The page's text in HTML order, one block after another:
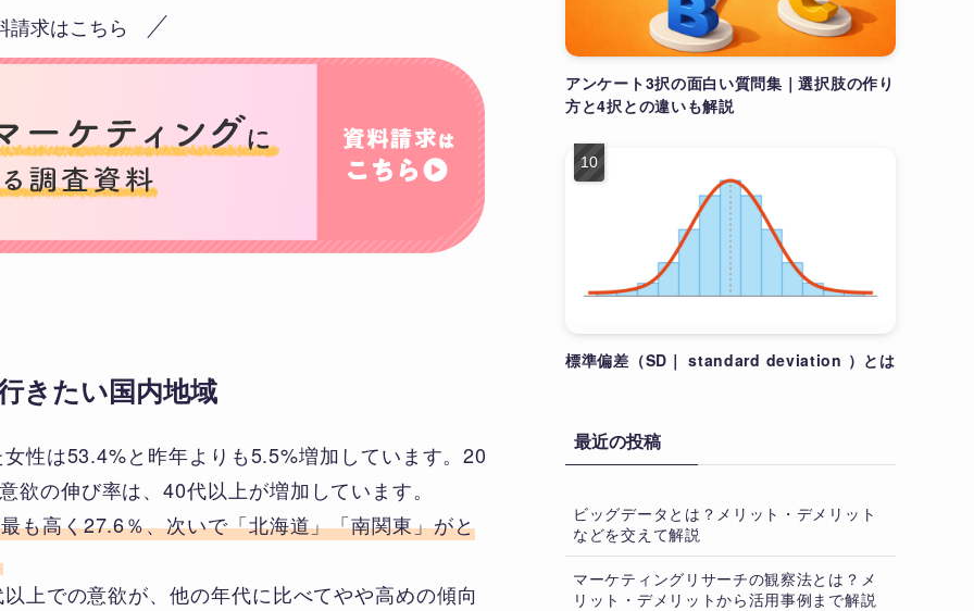
請求はこちら
きたい国内地域
性は53.4%と昨年よりも5.5%増加しています。20
の伸び率は、40代以上が増加しています。
も高く27.6％、次いで「北海道」「南関東」がと
上での意欲が、他の年代に比べてやや高めの傾向
アンケート3択の面白い質問集｜選択肢の作り
方と4択との違いも解説
標準偏差（SD｜ standard deviation ）とは
最近の投稿
ビッグデータとは？メリット・デメリット
などを交えて解説
マーケティングリサーチの観察法とは？メ
リット・デメリットから活用事例まで解説